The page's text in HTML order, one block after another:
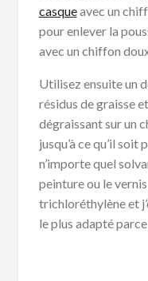
casqueavec un
pour enlever la
avec un chiffon
Utilisez ensuite un
résidus de graisse
dégraissant sur un
jusqu’à ce qu’il
n’importe quel
peinture ou le vernis
trichloréthylène et
le plus adapté